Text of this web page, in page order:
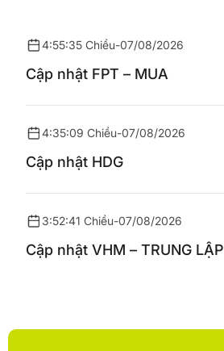
4:55:35 Chiều-07/08/2026
Cập nhật FPT – MUA
4:35:09 Chiều-07/08/2026
Cập nhật HDG
3:52:41 Chiều-07/08/2026
Cập nhật VHM – TRUNG LẬP